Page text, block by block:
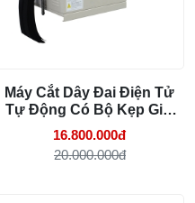
Máy Cắt Dây Đai Điện Tử
Tự Động Có Bộ Kẹp Giữ
Dây ND-1003
16.800.000đ
20.000.000đ